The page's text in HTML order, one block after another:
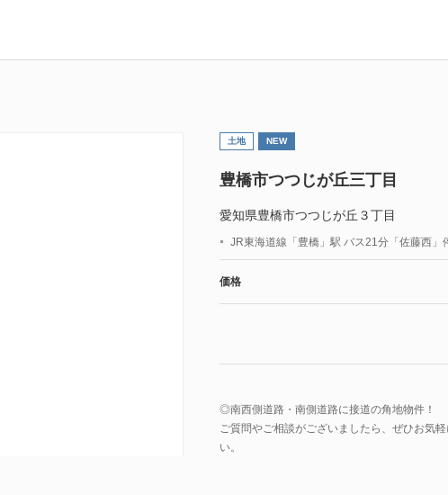
土地 NEW
豊橋市つつじが丘三丁目
愛知県豊橋市つつじが丘３丁目
JR東海道線「豊橋」駅 バス21分「佐藤西」
価格
◎南西側道路・南側道路に接道の角地物件！
ご質問やご相談がございましたら、ぜひお気
い。